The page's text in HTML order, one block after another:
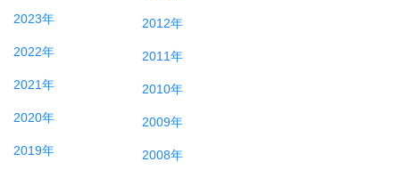
2023年
2022年
2021年
2020年
2019年
2012年
2011年
2010年
2009年
2008年